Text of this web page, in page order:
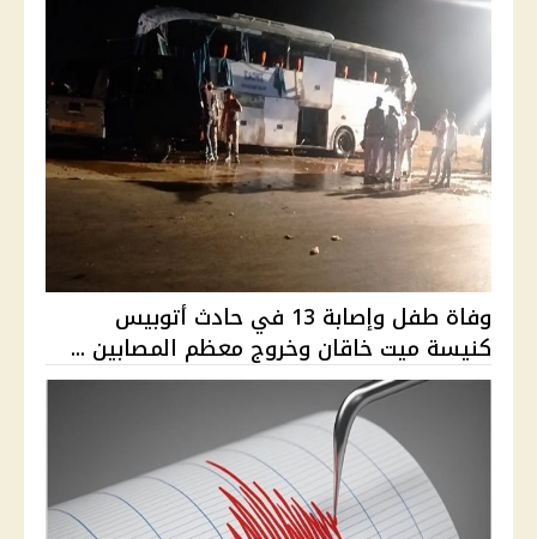
وفاة طفل وإصابة 13 في حادث أتوبيس
كنيسة ميت خاقان وخروج معظم المصابين ...